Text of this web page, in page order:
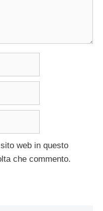
web in questo
che commento.